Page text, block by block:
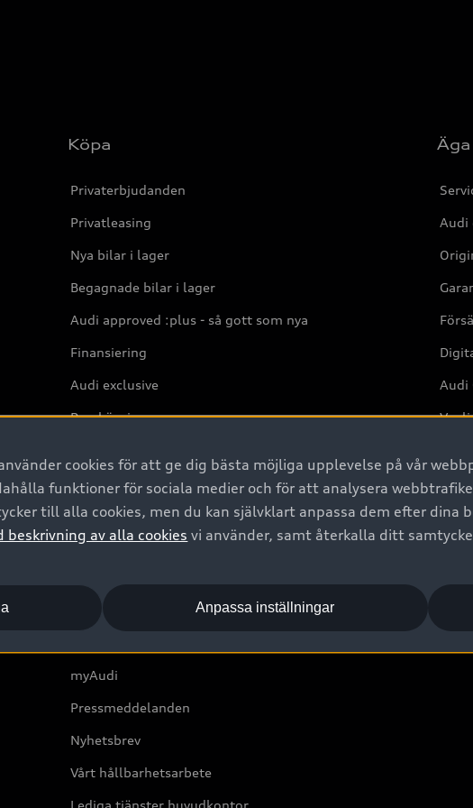
Köpa
Privaterbjudanden
Privatleasing
Nya bilar i lager
Begagnade bilar i lager
Audi approved :plus - så gott som nya
Finansiering
Audi exclusive
Provkörning
Äga
Audi
Audi
2G/
Om Audi Sverige
Boka Service online
myAudi
Pressmeddelanden
Nyhetsbrev
Vårt hållbarhetsarbete
Lediga tjänster huvudkontor
cookies för att ge dig bästa möjliga upplevelse på vår
funktioner för sociala medier och för att analysera
till alla cookies, men du kan självklart anpassa dem efter dina
beskrivning av alla cookies vi använder, samt återkalla ditt
Anpassa inställningar